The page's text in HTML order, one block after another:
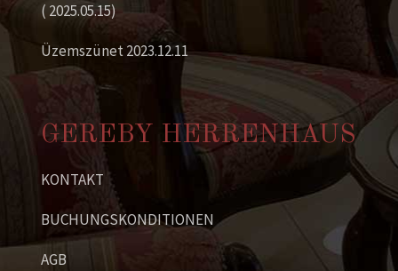
( 2025.05.15)
Üzemszünet 2023.12.11
GEREBY HERRENHAUS
KONTAKT
BUCHUNGSKONDITIONEN
AGB